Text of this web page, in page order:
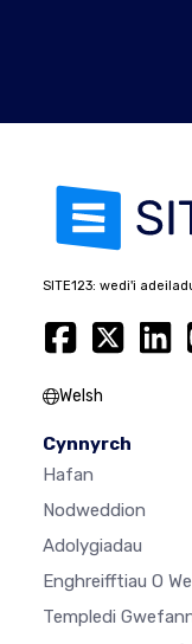
SITE123: wedi'i
Welsh
Cynnyrch
Hafan
Nodweddion
Adolygiadau
Enghreifftiau O
Templedi